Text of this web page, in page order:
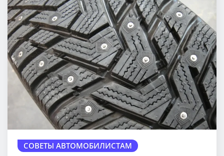
СОВЕТЫ АВТОМОБИЛИСТАМ